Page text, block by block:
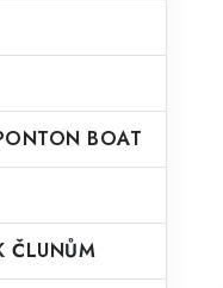
BOAT
ČLUNŮM